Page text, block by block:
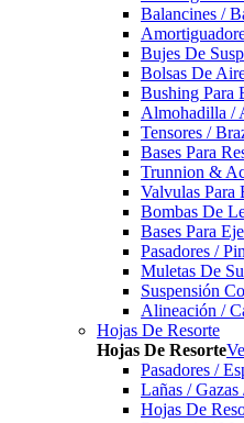
Balancines /
Bujes De
Bolsas De
Bushing Para
Almohadilla /
Tensores /
Bases Para
Trunnion &
Valvulas Para
Bombas De
Bases Para
Pasadores /
Muletas De
Suspensión
Alineación /
Hojas De Resorte
Hojas De Resorte
Pasadores /
Lañas /
Hojas De